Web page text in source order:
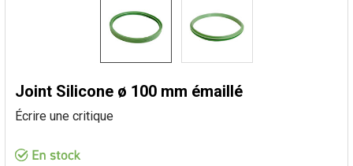
Joint Silicone ø 100 mm émaillé
Écrire une critique